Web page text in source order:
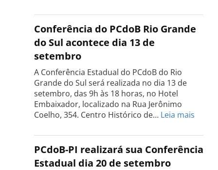
Estadual
do
Tocantins
será
realizada
dia
18
de
setembro
Conferência do PCdoB Rio Grande
do Sul acontece dia 13 de
setembro
A Conferência Estadual do PCdoB do Rio
Grande do Sul será realizada no dia 13 de
setembro, das 9h às 18 horas, no Hotel
Embaixador, localizado na Rua Jerônimo
Coelho, 354. Centro Histórico de… Leia mais
do
PCdoB
PCdoB-PI realizará sua Conferência
Estadual dia 20 de setembro